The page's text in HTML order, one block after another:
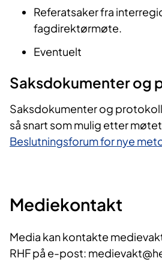
Referatsaker fra
fagdirektørmøte.
Eventuelt
Saksdokumenter og
Saksdokumenter og
så snart som mulig etter
Beslutningsforum for nye
Mediekontakt
Media kan kontakte
RHF på e-post: